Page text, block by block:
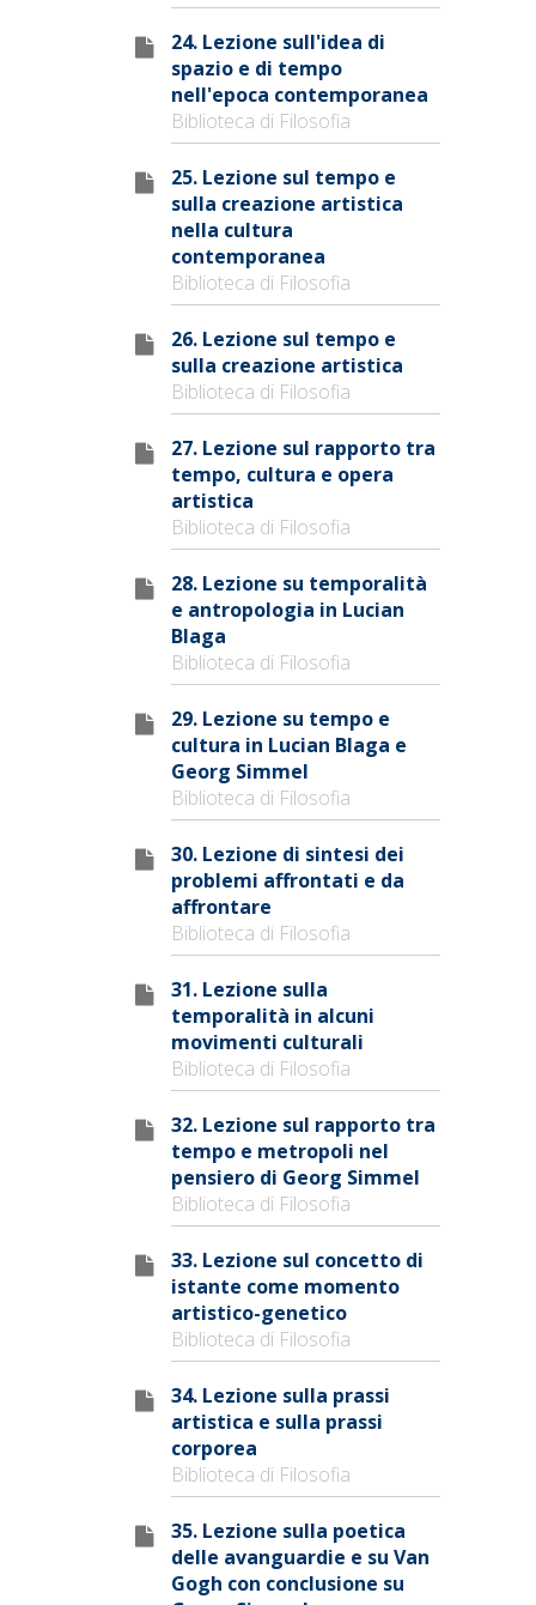
24. Lezione sull'idea di
spazio e di tempo
nell'epoca contemporanea
Biblioteca di Filosofia
25. Lezione sul tempo e
sulla creazione artistica
nella cultura
contemporanea
Biblioteca di Filosofia
26. Lezione sul tempo e
sulla creazione artistica
Biblioteca di Filosofia
27. Lezione sul rapporto tra
tempo, cultura e opera
artistica
Biblioteca di Filosofia
28. Lezione su temporalità
e antropologia in Lucian
Blaga
Biblioteca di Filosofia
29. Lezione su tempo e
cultura in Lucian Blaga e
Georg Simmel
Biblioteca di Filosofia
30. Lezione di sintesi dei
problemi affrontati e da
affrontare
Biblioteca di Filosofia
31. Lezione sulla
temporalità in alcuni
movimenti culturali
Biblioteca di Filosofia
32. Lezione sul rapporto tra
tempo e metropoli nel
pensiero di Georg Simmel
Biblioteca di Filosofia
33. Lezione sul concetto di
istante come momento
artistico-genetico
Biblioteca di Filosofia
34. Lezione sulla prassi
artistica e sulla prassi
corporea
Biblioteca di Filosofia
35. Lezione sulla poetica
delle avanguardie e su Van
Gogh con conclusione su